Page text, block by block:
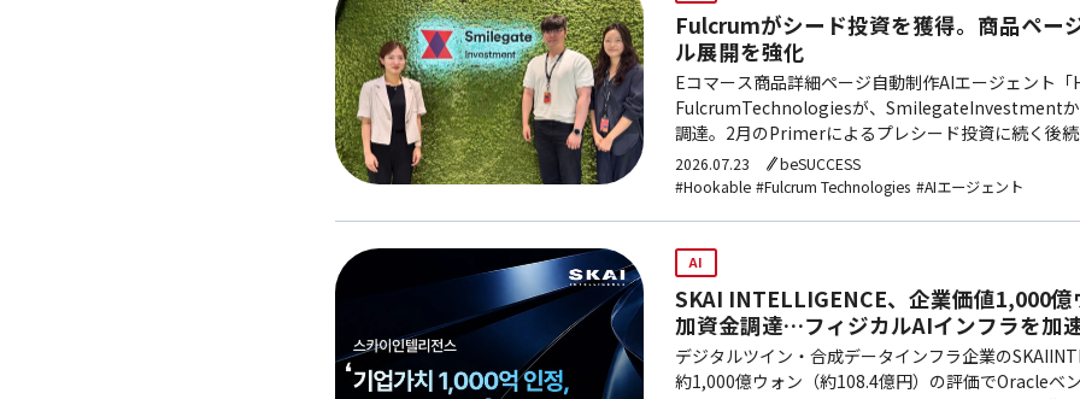
Fulcrumがシード投資を獲得。商品ペー
ル展開を強化
Eコマース商品詳細ページ自動制作AIエージェント
FulcrumTechnologiesが、SmilegateInvestmentか
調達。2月のPrimerによるプレシード投資に続く後
動する。調達資金はAmazonA+コンテンツを含むグ
採用、生成エンジン高度化に活用する予定。
2026.07.23
beSUCCESS
#Hookable #Fulcrum Technologies #AIエージェント
AI
SKAI INTELLIGENCE、企業価値1,000
加資金調達…フィジカルAIインフラを加
デジタルツイン・合成データインフラ企業の
約1,000億ウォン（約108.4億円）の評価でOracleベ